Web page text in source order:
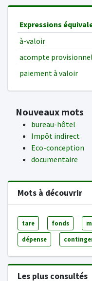
Expressions
à-valoir
acompte provisionnel
paiement à valoir
Nouveaux mots
bureau-hôtel
Impôt indirect
Eco-conception
documentaire
Mots à découvrir
tare fonds
dépense
Les plus consultés